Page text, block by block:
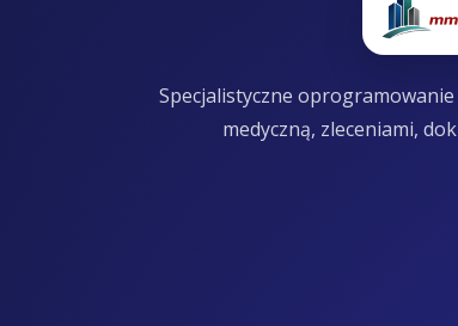
Specjalistyczne
medyczną, zleceniami,